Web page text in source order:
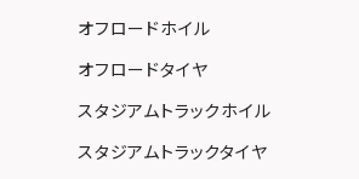
オフロードホイル
オフロードタイヤ
スタジアムトラックホイル
スタジアムトラックタイヤ